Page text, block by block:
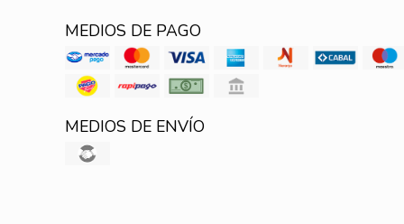
MEDIOS DE PAGO
MEDIOS DE ENVÍO